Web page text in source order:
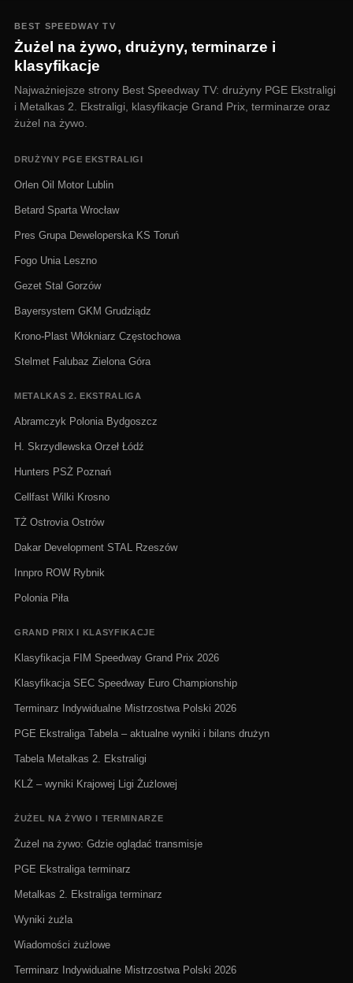
BEST SPEEDWAY TV
Żużel na żywo, drużyny, terminarze i
klasyfikacje
Najważniejsze strony Best Speedway TV: drużyny PGE Ekstraligi
i Metalkas 2. Ekstraligi, klasyfikacje Grand Prix, terminarze oraz
żużel na żywo.
DRUŻYNY PGE EKSTRALIGI
Orlen Oil Motor Lublin
Betard Sparta Wrocław
Pres Grupa Deweloperska KS Toruń
Fogo Unia Leszno
Gezet Stal Gorzów
Bayersystem GKM Grudziądz
Krono-Plast Włókniarz Częstochowa
Stelmet Falubaz Zielona Góra
METALKAS 2. EKSTRALIGA
Abramczyk Polonia Bydgoszcz
H. Skrzydlewska Orzeł Łódź
Hunters PSŻ Poznań
Cellfast Wilki Krosno
TŻ Ostrovia Ostrów
Dakar Development STAL Rzeszów
Innpro ROW Rybnik
Polonia Piła
GRAND PRIX I KLASYFIKACJE
Klasyfikacja FIM Speedway Grand Prix 2026
Klasyfikacja SEC Speedway Euro Championship
Terminarz Indywidualne Mistrzostwa Polski 2026
PGE Ekstraliga Tabela – aktualne wyniki i bilans drużyn
Tabela Metalkas 2. Ekstraligi
KLŻ – wyniki Krajowej Ligi Żużlowej
ŻUŻEL NA ŻYWO I TERMINARZE
Żużel na żywo: Gdzie oglądać transmisje
PGE Ekstraliga terminarz
Metalkas 2. Ekstraliga terminarz
Wyniki żużla
Wiadomości żużlowe
Terminarz Indywidualne Mistrzostwa Polski 2026